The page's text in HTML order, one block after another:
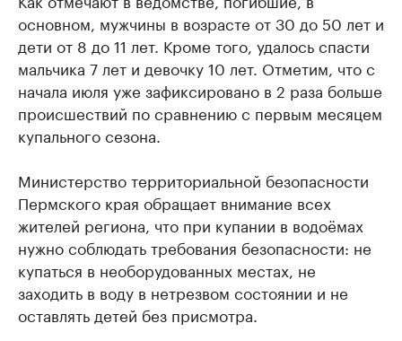
основном, мужчины в возрасте от 30 до 50 лет и
дети от 8 до 11 лет. Кроме того, удалось спасти
мальчика 7 лет и девочку 10 лет. Отметим, что с
начала июля уже зафиксировано в 2 раза больше
происшествий по сравнению с первым месяцем
купального сезона.
Министерство территориальной безопасности
Пермского края обращает внимание всех
жителей региона, что при купании в водоёмах
нужно соблюдать требования безопасности: не
купаться в необорудованных местах, не
заходить в воду в нетрезвом состоянии и не
оставлять детей без присмотра.